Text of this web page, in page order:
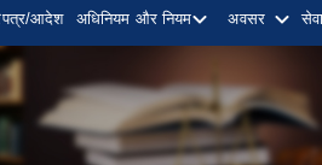
आदेश अधिनियम और नियम अवसर